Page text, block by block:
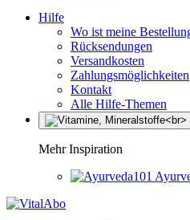
Hilfe
Wo ist meine
Rücksendungen
Versandkosten
Zahlungsmöglichkeiten
Kontakt
Alle Hilfe-Themen
Mehr Inspiration